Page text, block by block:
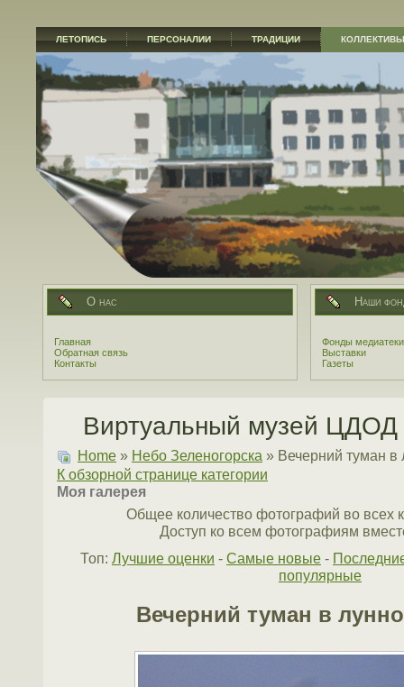
ЛЕТОПИСЬ ПЕРСОНАЛИИ ТРАДИЦИИ КОЛЛЕКТИВЫ
О нас
Главная
Обратная связь
Контакты
Наши
Фонды медиатеки
Выставки
Газеты
Виртуальный музей ЦДОД
Home » Небо Зеленогорска » Вечерний туман в
К обзорной странице категории
Моя галерея
Общее количество фотографий во всех
Доступ ко всем фотографиям
Топ: Лучшие оценки - Самые новые -
популярные
Вечерний туман в